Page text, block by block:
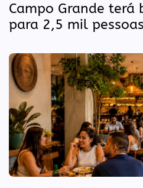
Campo Grande terá
para 2,5 mil